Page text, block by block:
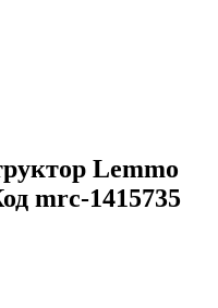
Lemmo
mrc-1415735